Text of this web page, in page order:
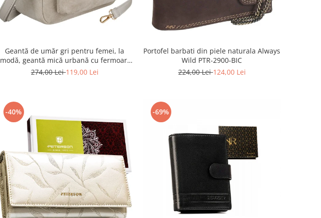
Geantă de umăr gri pentru femei, la
modă, geantă mică urbană cu fermoar,
piele ecologică - Peterson PTR-PTN MX02-
274,00 Lei119,00 Lei
Portofel barbati din piele naturala Always
Wild PTR-2900-BIC
224,00 Lei124,00 Lei
-40% -69%